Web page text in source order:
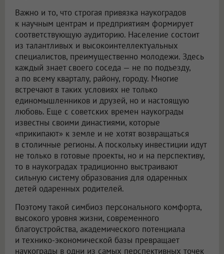
Важно и то, что строгая привязка наукоградов
к научным центрам и предприятиям формирует
соответствующую аудиторию. Население состоит
из талантливых и высокоинтеллектуальных
специалистов, преимущественно молодежи. Здесь
каждый знает своего соседа — не по подъезду,
а по всему кварталу, району, городу. Многие
встречают в таких условиях не только
единомышленников и друзей, но и настоящую
любовь. Еще с советских времен наукограды
известны своими династиями, которые
«прикипают» к земле и не хотят возвращаться
в столичные регионы. А поскольку инвестиции идут
не только в готовые проекты, но и на перспективу,
то в наукоградах традиционно выстраивают
сильную систему образования для одаренных
детей одаренных родителей.
Поэтому такой симбиоз персонального комфорта,
высокого уровня жизни, современного
благоустройства, академического потенциала
и технико-экономической базы превращает
наукограды в одни из самых перспективных точек